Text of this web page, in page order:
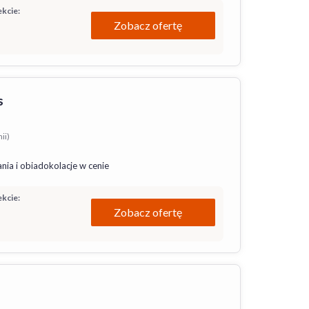
Zobacz ofertę
i obiadokolacje w cenie
Zobacz ofertę